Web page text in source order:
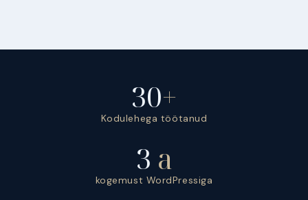
30+
Kodulehega töötanud
3 a
kogemust WordPressiga